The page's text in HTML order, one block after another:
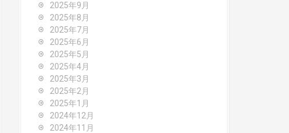
2025年9月
2025年8月
2025年7月
2025年6月
2025年5月
2025年4月
2025年3月
2025年2月
2025年1月
2024年12月
2024年11月